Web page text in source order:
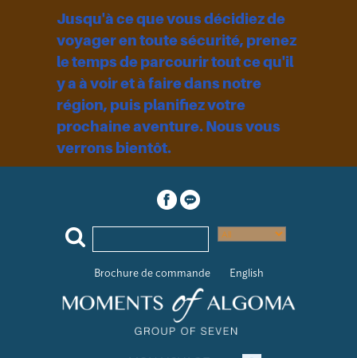
Jusqu'à ce que vous décidiez de
voyager en toute sécurité, prenez
le temps de parcourir tout ce qu'il
y a à voir et à faire dans notre
région, puis planifiez votre
prochaine aventure. Nous vous
verrons bientôt.
Brochure de commande English